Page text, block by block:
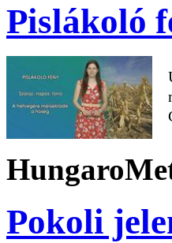
Pislákoló
Pokoli